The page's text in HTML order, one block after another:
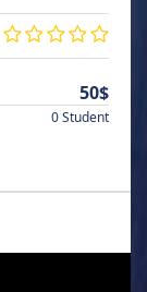
50$
0 Student